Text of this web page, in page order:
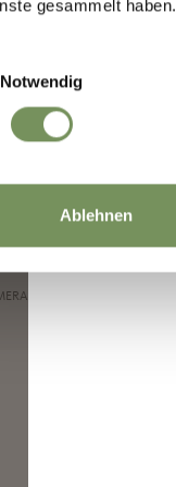
gesammelt haben.
Notwendig
Ablehnen
|